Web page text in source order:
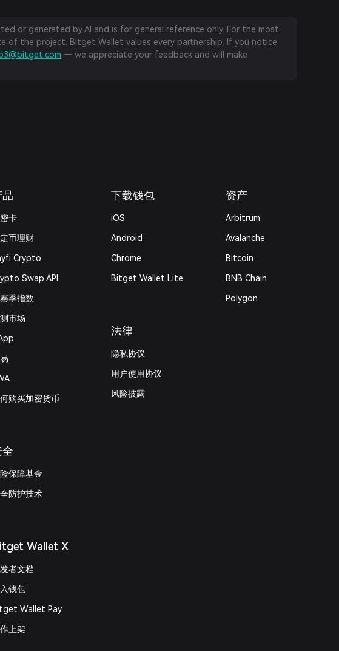
or generated by AI and is for general reference only. For the most
the project. Bitget Wallet values every partnership. If you notice
— we appreciate your feedback and will make
品
卡
币理财
Crypto
Swap API
季指数
市场
购买加密货币
保障基金
防护技术
Wallet X
者文档
钱包
Wallet Pay
上架
下载钱包
iOS
Android
Chrome
Bitget Wallet Lite
法律
隐私协议
用户使用协议
风险披露
资产
Arbitrum
Avalanche
Bitcoin
BNB Chain
Polygon